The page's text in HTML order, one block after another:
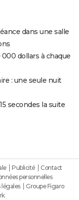
dans une salle
dollars à chaque
: une seule nuit
secondes la suite
Publicité
Contact
personnelles
légales
Groupe Figaro